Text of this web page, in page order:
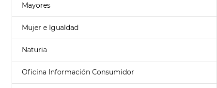
Mayores
Mujer e Igualdad
Naturia
Oficina Información Consumidor